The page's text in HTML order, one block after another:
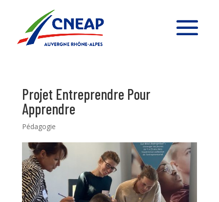
Projet Entreprendre Pour
Apprendre
Pédagogie